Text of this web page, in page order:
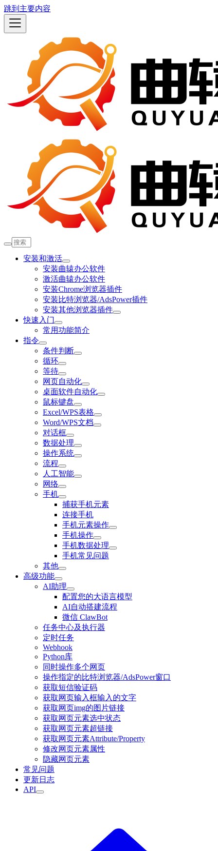
跳到主要内容
安装和激活
安装曲辕办公软件
激活曲辕办公软件
安装Chrome浏览器插件
安装比特浏览器/AdsPower插件
安装其他浏览器插件
快速入门
常用功能简介
指令
条件判断
循环
等待
网页自动化
桌面软件自动化
鼠标键盘
Excel/WPS表格
Word/WPS文档
对话框
数据处理
操作系统
流程
人工智能
网络
手机
捕获手机元素
连接手机
手机元素操作
手机操作
手机数据处理
手机常见问题
其他
高级功能
AI助理
配置您的大语言模型
AI自动搭建流程
微信 ClawBot
任务中心及执行器
定时任务
Webhook
Python库
同时操作多个网页
操作指定的比特浏览器/AdsPower窗口
获取短信验证码
获取网页输入框输入的文字
获取网页img的图片链接
获取网页元素选中状态
获取网页元素超链接
获取网页元素Attribute/Property
修改网页元素属性
隐藏网页元素
常见问题
更新日志
API